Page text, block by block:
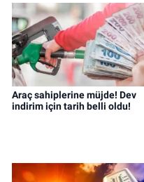
Araç sahiplerine müjde! Dev
indirim için tarih belli oldu!